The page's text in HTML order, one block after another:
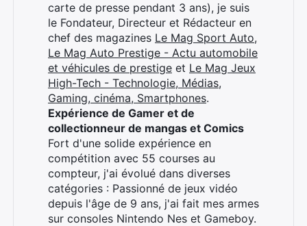
carte de presse pendant 3 ans), je suis
le Fondateur, Directeur et Rédacteur en
chef des magazines Le Mag Sport Auto,
Le Mag Auto Prestige - Actu automobile
et véhicules de prestige et Le Mag Jeux
High-Tech - Technologie, Médias,
Gaming, cinéma, Smartphones.
Expérience de Gamer et de
collectionneur de mangas et Comics
Fort d'une solide expérience en
compétition avec 55 courses au
compteur, j'ai évolué dans diverses
catégories : Passionné de jeux vidéo
depuis l'âge de 9 ans, j'ai fait mes armes
sur consoles Nintendo Nes et Gameboy.